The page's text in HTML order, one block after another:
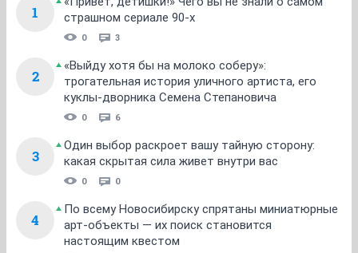
1
страшном сериале 90-х
0 3
2
«Выйду хотя бы на молоко соберу»:
трогательная история уличного артиста, его
куклы-дворника Семена Степановича
0 6
3
Один выбор раскроет вашу тайную сторону:
какая скрытая сила живет внутри вас
0 0
4
По всему Новосибирску спрятаны миниатюрные
арт-объекты — их поиск становится
настоящим квестом